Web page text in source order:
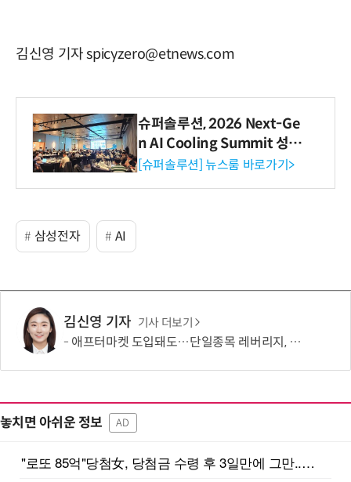
김신영 기자 spicyzero@etnews.com
슈퍼솔루션, 2026 Next-Ge
n AI Cooling Summit 성황
리 성료
[슈퍼솔루션] 뉴스룸 바로가기>
삼성전자 AI
김신영 기자 기사 더보기
애프터마켓 도입돼도…단일종목 레버리지, 거래 가능성 희박
놓치면 아쉬운 정보 AD